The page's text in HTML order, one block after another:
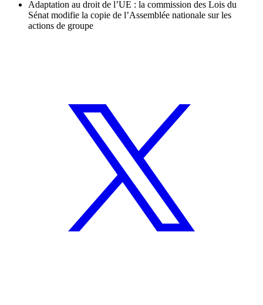
Adaptation au droit de l’UE : la commission des Lois du
Sénat modifie la copie de l’Assemblée nationale sur les
actions de groupe